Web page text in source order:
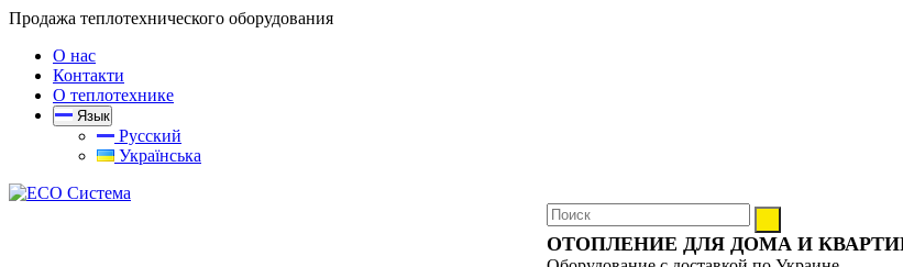
Продажа теплотехнического оборудования
О нас
Контакти
О теплотехнике
Язык
Русский
Українська
ОТОПЛЕНИЕ ДЛЯ ДОМА И